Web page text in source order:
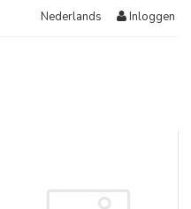
Nederlands Inloggen